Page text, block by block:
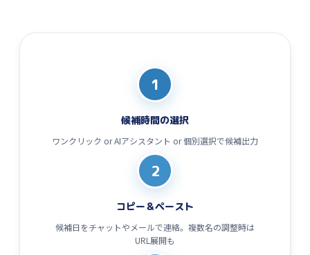
1
候補時間の選択
ワンクリック or AIアシスタント or 個別選択で候補出力
2
コピー＆ペースト
候補日をチャットやメールで連絡。複数名の調整時は
URL展開も